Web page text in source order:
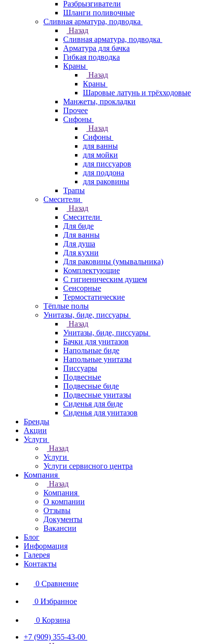
Разбрызгиватели
Шланги поливочные
Сливная арматура, подводка
Назад
Сливная арматура, подводка
Арматура для бачка
Гибкая подводка
Краны
Назад
Краны
Шаровые латунь и трёхходовые
Манжеты, прокладки
Прочее
Сифоны
Назад
Сифоны
для ванны
для мойки
для писсуаров
для поддона
для раковины
Трапы
Смесители
Назад
Смесители
Для биде
Для ванны
Для душа
Для кухни
Для раковины (умывальника)
Комплектующие
С гигиеническим душем
Сенсорные
Термостатические
Тёплые полы
Унитазы, биде, писсуары
Назад
Унитазы, биде, писсуары
Бачки для унитазов
Напольные биде
Напольные унитазы
Писсуары
Подвесные
Подвесные биде
Подвесные унитазы
Сиденья для биде
Сиденья для унитазов
Бренды
Акции
Услуги
Назад
Услуги
Услуги сервисного центра
Компания
Назад
Компания
О компании
Отзывы
Документы
Вакансии
Блог
Информация
Галерея
Контакты
0 Сравнение
0 Избранное
0 Корзина
+7 (909) 355-43-00